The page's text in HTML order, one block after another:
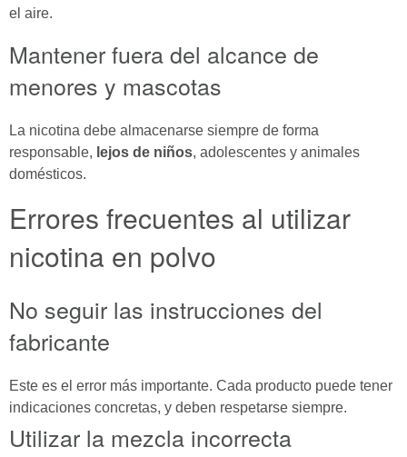
el aire.
Mantener fuera del alcance de
menores y mascotas
La nicotina debe almacenarse siempre de forma
responsable, lejos de niños, adolescentes y animales
domésticos.
Errores frecuentes al utilizar
nicotina en polvo
No seguir las instrucciones del
fabricante
Este es el error más importante. Cada producto puede tener
indicaciones concretas, y deben respetarse siempre.
Utilizar la mezcla incorrecta